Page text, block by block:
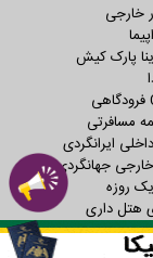
خارجی
پارک کیش
مسافرتی
ایرانگردی
جهانگردی
روزه
هتل داری
می باشد